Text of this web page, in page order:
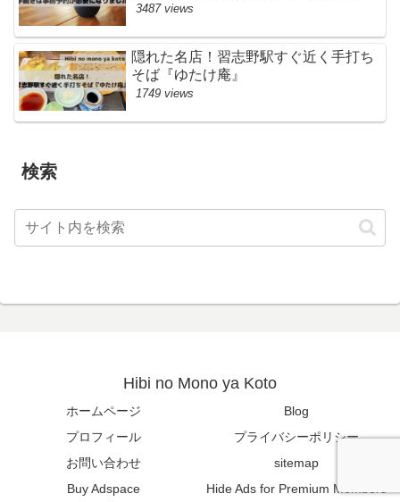
3487 views
隠れた名店！習志野駅すぐ近く手打ち
そば『ゆたけ庵』
1749 views
検索
Hibi no Mono ya Koto
ホームページ
Blog
プロフィール
プライバシーポリシー
お問い合わせ
sitemap
Buy Adspace
Hide Ads for Premium Members